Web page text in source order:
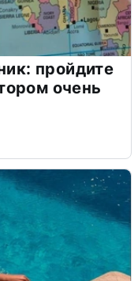
пройдите
очень